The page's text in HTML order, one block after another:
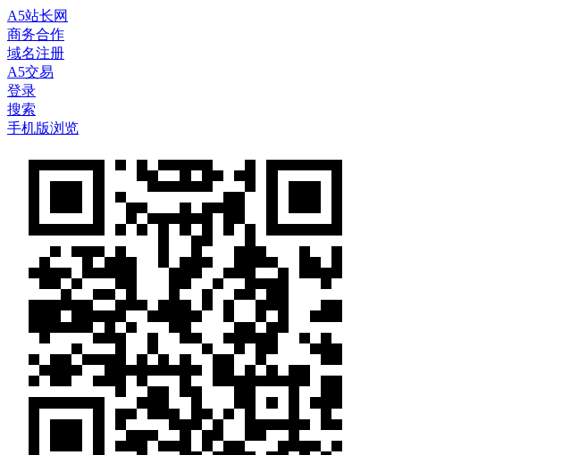
A5站长网
商务合作
域名注册
A5交易
登录
搜索
手机版浏览